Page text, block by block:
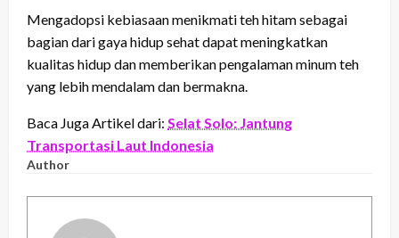
Mengadopsi kebiasaan menikmati teh hitam sebagai
bagian dari gaya hidup sehat dapat meningkatkan
kualitas hidup dan memberikan pengalaman minum teh
yang lebih mendalam dan bermakna.
Baca Juga Artikel dari: Selat Solo: Jantung
Transportasi Laut Indonesia
Author